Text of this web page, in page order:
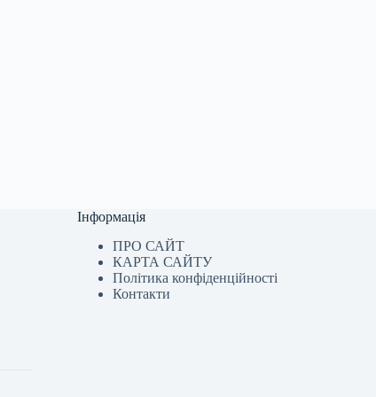
Інформація
ПРО САЙТ
КАРТА САЙТУ
Політика конфіденційності
Контакти